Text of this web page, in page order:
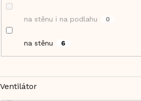
na stěnu i na podlahu 0
na stěnu 6
Ventilátor